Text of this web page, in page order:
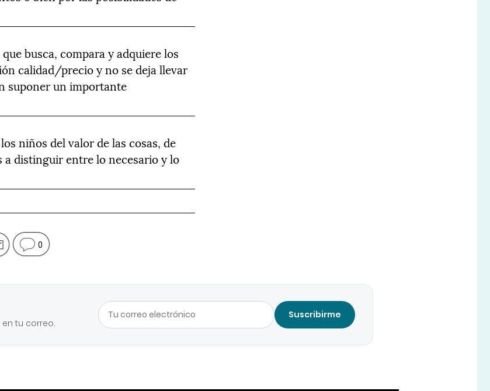
busca, compara y adquiere los
calidad/precio y no se deja llevar
suponer un importante
niños del valor de las cosas, de
a distinguir entre lo necesario y lo
0
tu correo.
Suscribirme